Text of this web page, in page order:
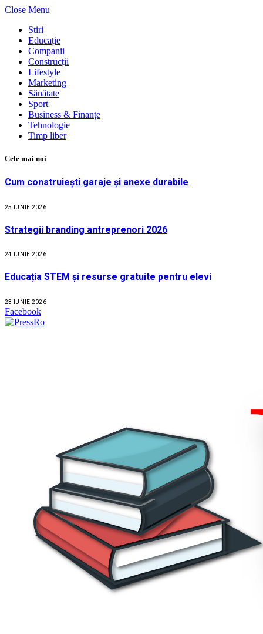
Close Menu
Știri
Educație
Companii
Construcții
Lifestyle
Marketing
Sănătate
Sport
Business & Finanțe
Tehnologie
Timp liber
Cele mai noi
Cum construiești garaje și anexe durabile
25 IUNIE 2026
Strategii branding antreprenori 2026
24 IUNIE 2026
Educația STEM și resurse gratuite pentru elevi
23 IUNIE 2026
Facebook